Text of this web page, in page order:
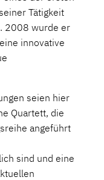
Tätigkeit
2008 wurde er
innovative
seien hier
Quartett, die
angeführt
sind und eine